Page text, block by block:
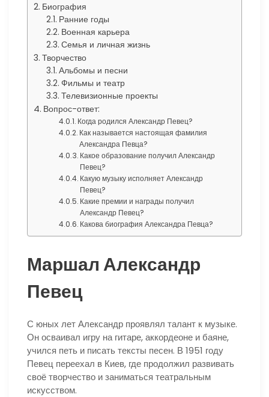
Биография
Ранние годы
Военная карьера
Семья и личная жизнь
Творчество
Альбомы и песни
Фильмы и театр
Телевизионные проекты
Вопрос-ответ:
Когда родился Александр Певец?
Как называется настоящая фамилия
Александра Певца?
Какое образование получил Александр
Певец?
Какую музыку исполняет Александр
Певец?
Какие премии и награды получил
Александр Певец?
Какова биография Александра Певца?
Маршал Александр
Певец
С юных лет Александр проявлял талант к музыке.
Он осваивал игру на гитаре, аккордеоне и баяне,
учился петь и писать тексты песен. В 1951 году
Певец переехал в Киев, где продолжил развивать
своё творчество и заниматься театральным
искусством.